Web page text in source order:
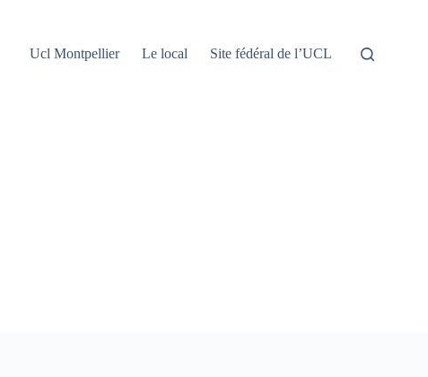
Ucl Montpellier Le local Site fédéral de l’UCL